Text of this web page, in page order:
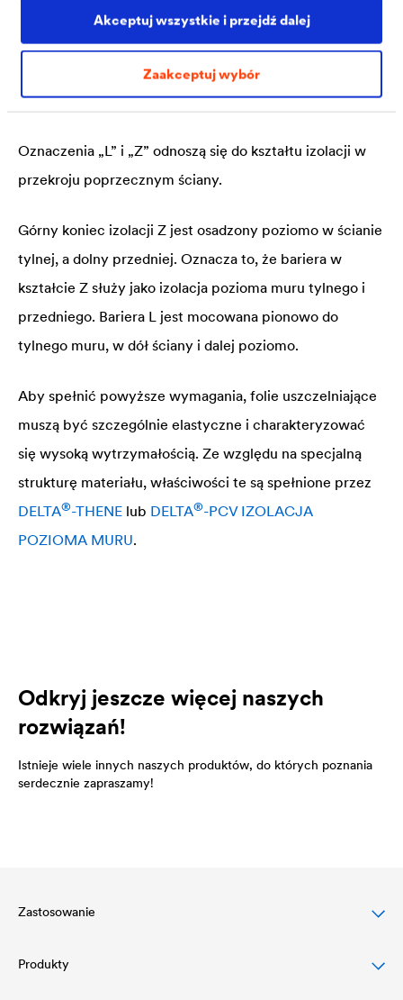
Akceptuj wszystkie i przejdź dalej
Zaakceptuj wybór
Izolacje L i Z
Izolacja pozioma muru może być układana jako bariera L
Oznaczenia „L” i „Z” odnoszą się do kształtu izolacji w
przekroju poprzecznym ściany.
Górny koniec izolacji Z jest osadzony poziomo w ścianie
tylnej, a dolny przedniej. Oznacza to, że bariera w
kształcie Z służy jako izolacja pozioma muru tylnego i
przedniego. Bariera L jest mocowana pionowo do
tylnego muru, w dół ściany i dalej poziomo.
Aby spełnić powyższe wymagania, folie uszczelniające
muszą być szczególnie elastyczne i charakteryzować
się wysoką wytrzymałością. Ze względu na specjalną
strukturę materiału, właściwości te są spełnione przez
DELTA®-THENE lub DELTA®-PCV IZOLACJA
POZIOMA MURU.
Odkryj jeszcze więcej naszych
rozwiązań!
Istnieje wiele innych naszych produktów, do których poznania
serdecznie zapraszamy!
Zastosowanie
Ochrona dachów skośnych
Produkty